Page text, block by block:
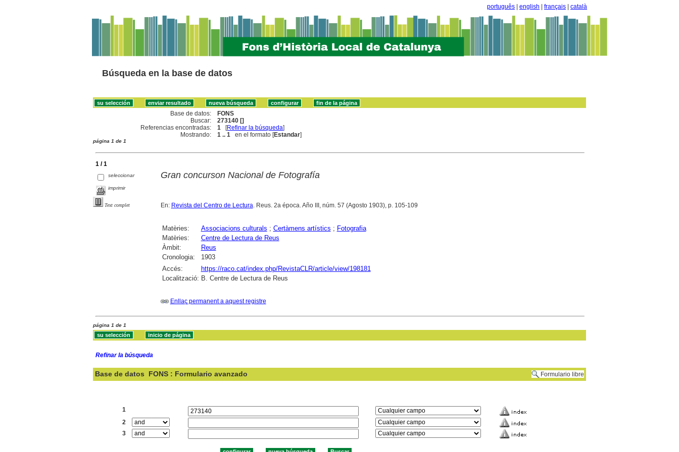
português english français català
Búsqueda en la base de datos
Base de datos:
FONS
Buscar:
273140 []
Referencias encontradas:
1 [Refinar la búsqueda]
Mostrando:
1 .. 1 en el formato [Estandar]
página 1 de 1
1 / 1
seleccionar
imprimir
Text complet
Gran concurson Nacional de Fotografía
En: Revista del Centro de Lectura. Reus. 2a época. Año III, núm. 57 (Agosto 1903), p. 105-109
Matèries: Associacions culturals ; Certàmens artístics ; Fotografia
Matèries:
Centre de Lectura de Reus
Àmbit:
Reus
Cronologia:
1903
Accés:
https://raco.cat/index.php/RevistaCLR/article/view/198181
Localització: B. Centre de Lectura de Reus
Enllaç permanent a aquest registre
página 1 de 1
Refinar la búsqueda
Base de datos FONS : Formulario avanzado Formulario libre
1
2
3